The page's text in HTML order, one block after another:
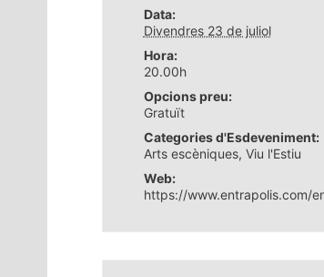
Data:
Divendres 23 de juliol
Hora:
20.00h
Opcions preu:
Gratuït
Categories d'Esdeveniment:
Arts escèniques, Viu l'Estiu
Web:
https://www.entrapolis.com/